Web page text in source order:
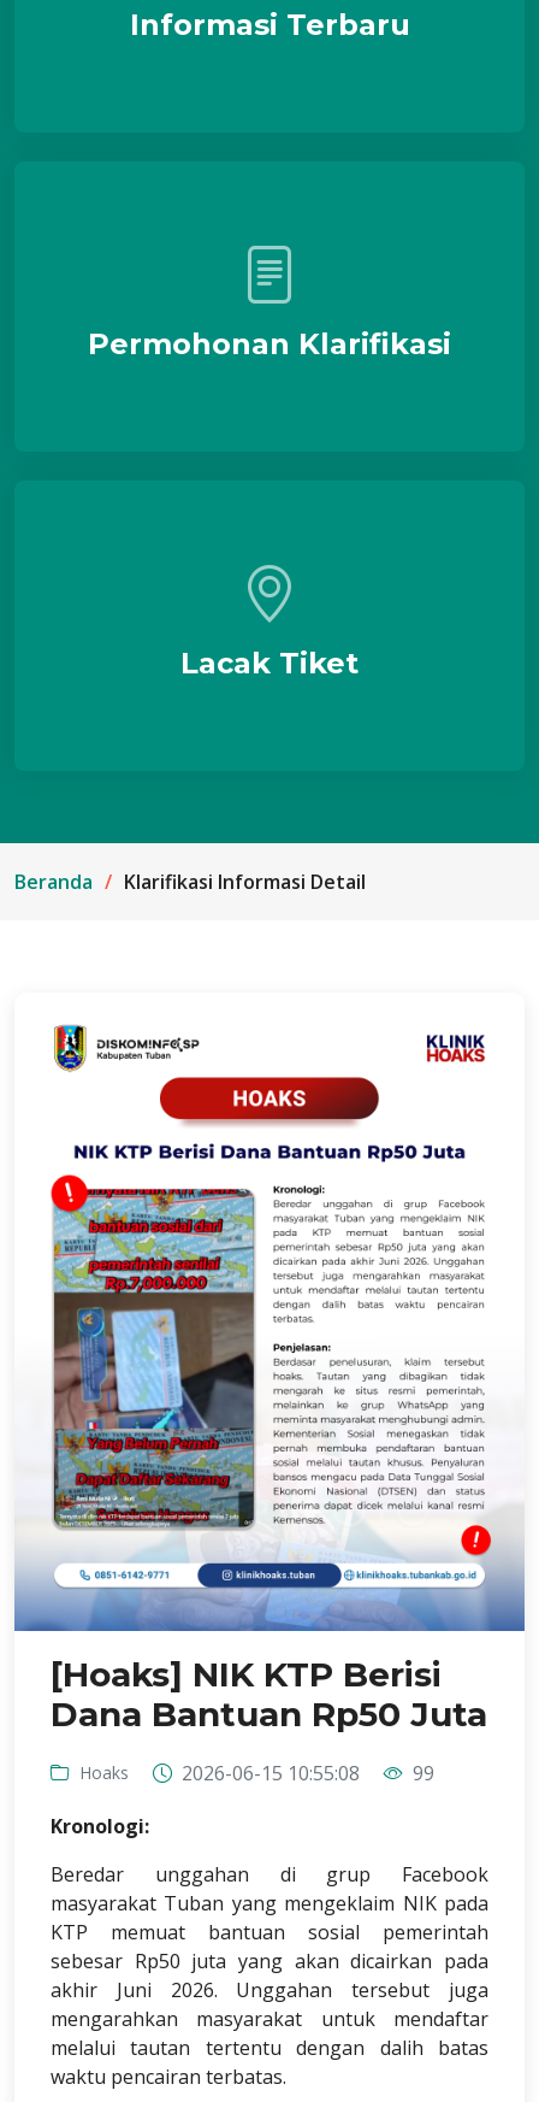
Informasi Terbaru
Permohonan Klarifikasi
Lacak Tiket
Beranda Klarifikasi Informasi Detail
[Hoaks] NIK KTP Berisi
Dana Bantuan Rp50 Juta
Hoaks 2026-06-15 10:55:08
99
Kronologi:
Beredar unggahan di grup Facebook
masyarakat Tuban yang mengeklaim NIK pada
KTP memuat bantuan sosial pemerintah
sebesar Rp50 juta yang akan dicairkan pada
akhir Juni 2026. Unggahan tersebut juga
mengarahkan masyarakat untuk mendaftar
melalui tautan tertentu dengan dalih batas
waktu pencairan terbatas.